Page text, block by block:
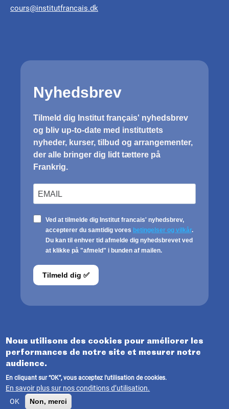
cours@institutfrancais.dk
© INSTITUT FRANÇAIS DU DANEMARK 2021
Terms Of Use
Terms of use
Nous utilisons des cookies pour améliorer les
performances de notre site et mesurer notre
audience.
En cliquant sur “OK”, vous acceptez l'utilisation de cookies.
En savoir plus sur nos conditions d’utilisation.
OK
Non, merci